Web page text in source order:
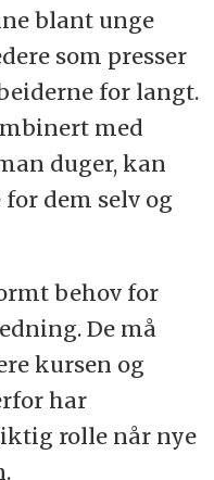
blant unge
som presser
for langt.
med
duger, kan
dem selv og
behov for
De må
kursen og
har
rolle når nye